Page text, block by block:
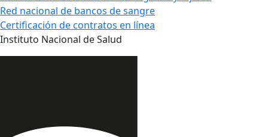
Red nacional de bancos de sangre
Certificación de contratos en línea
Instituto Nacional de Salud